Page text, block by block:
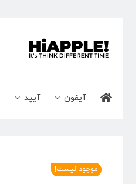
content
آیفون آیپد
موجود نیست!